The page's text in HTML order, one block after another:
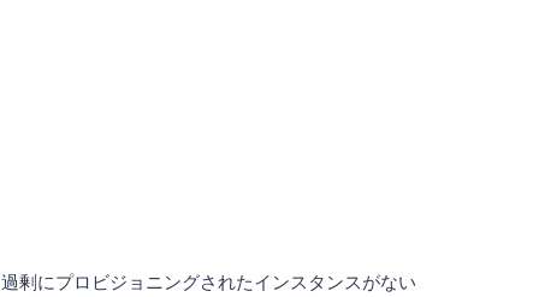
剰にプロビジョニングされたインスタンスがない